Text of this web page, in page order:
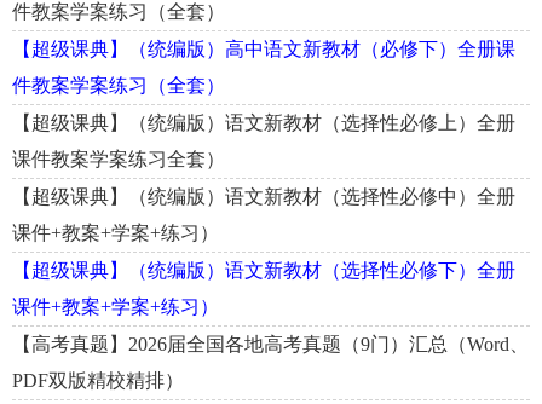
件教案学案练习（全套）
【超级课典】（统编版）高中语文新教材（必修下）全册课
件教案学案练习（全套）
【超级课典】（统编版）语文新教材（选择性必修上）全册
课件教案学案练习全套）
【超级课典】（统编版）语文新教材（选择性必修中）全册
课件+教案+学案+练习）
【超级课典】（统编版）语文新教材（选择性必修下）全册
课件+教案+学案+练习）
【高考真题】2026届全国各地高考真题（9门）汇总（Word、
PDF双版精校精排）